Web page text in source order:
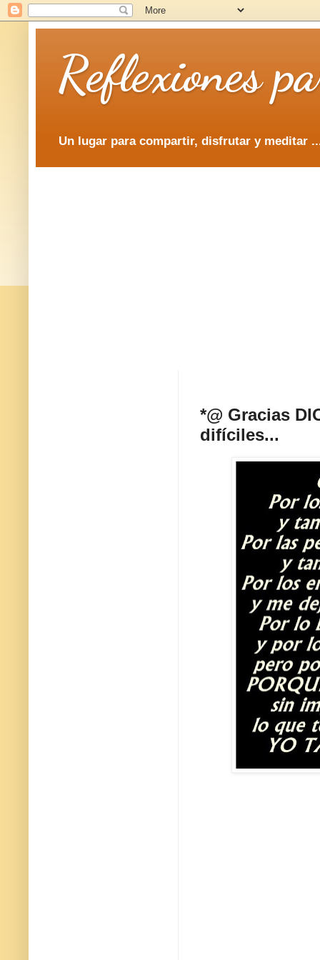
Reflexiones
Un lugar para compartir, disfrutar y meditar
*@ Gracias
difíciles...